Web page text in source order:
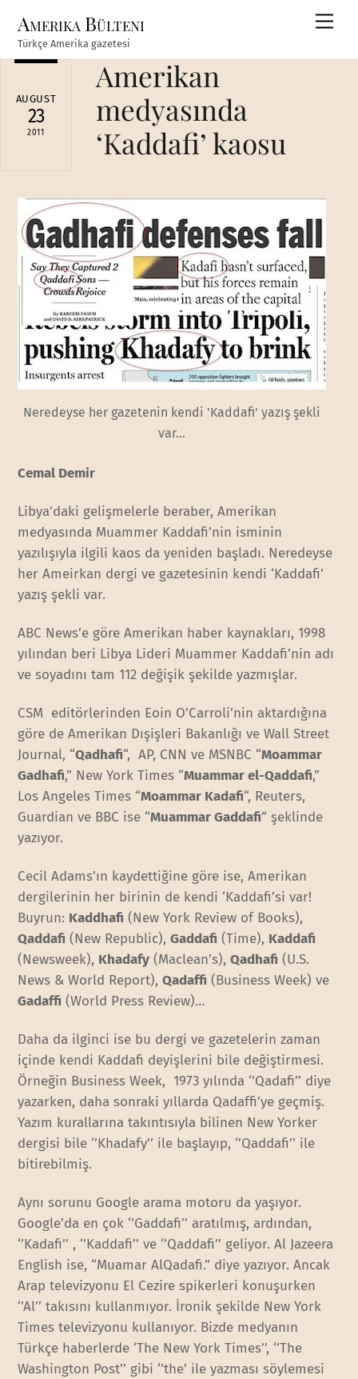
content
Amerika Bülteni
Türkçe Amerika gazetesi
AUGUST
23
2011
Amerikan
medyasında
‘Kaddafi’ kaosu
Neredeyse her gazetenin kendi 'Kaddafi' yazış şekli
var...
Cemal Demir
Libya’daki gelişmelerle beraber, Amerikan
medyasında Muammer Kaddafi’nin isminin
yazılışıyla ilgili kaos da yeniden başladı. Neredeyse
her Ameirkan dergi ve gazetesinin kendi ‘Kaddafi’
yazış şekli var.
ABC News’e göre Amerikan haber kaynakları, 1998
yılından beri Libya Lideri Muammer Kaddafi’nin adı
ve soyadını tam 112 değişik şekilde yazmışlar.
CSM editörlerinden Eoin O’Carroli’nin aktardığına
göre de Amerikan Dışişleri Bakanlığı ve Wall Street
Journal, “Qadhafi“, AP, CNN ve MSNBC “Moammar
Gadhafi,” New York Times “Muammar el-Qaddafi,”
Los Angeles Times “Moammar Kadafi“, Reuters,
Guardian ve BBC ise “Muammar Gaddafi” şeklinde
yazıyor.
Cecil Adams’ın kaydettiğine göre ise, Amerikan
dergilerinin her birinin de kendi ‘Kaddafi’si var!
Buyrun: Kaddhafi (New York Review of Books),
Qaddafi (New Republic),Gaddafi (Time), Kaddafi
(Newsweek), Khadafy (Maclean’s),Qadhafi (U.S.
News & World Report),Qadaffi (Business Week) ve
Gadaffi (World Press Review)…
Daha da ilginci ise bu dergi ve gazetelerin zaman
içinde kendi Kaddafi deyişlerini bile değiştirmesi.
Örneğin Business Week, 1973 yılında ‘’Qadafi’’ diye
yazarken, daha sonraki yıllarda Qadaffi’ye geçmiş.
Yazım kurallarına takıntısıyla bilinen New Yorker
dergisi bile ‘’Khadafy’’ ile başlayıp, ‘’Qaddafi’’ ile
bitirebilmiş.
Aynı sorunu Google arama motoru da yaşıyor.
Google’da en çok ‘’Gaddafi’’ aratılmış, ardından,
‘’Kadafi’’ , ‘’Kaddafi’’ ve ‘’Qaddafi’’ geliyor. Al Jazeera
English ise, “Muamar AlQadafi.” diye yazıyor. Ancak
Arap televizyonu El Cezire spikerleri konuşurken
‘’Al’’ takısını kullanmıyor. İronik şekilde New York
Times televizyonu kullanıyor. Bizde medyanın
Türkçe haberlerde ‘The New York Times’’, ‘’The
Washington Post’’ gibi ‘’the’ ile yazması söylemesi